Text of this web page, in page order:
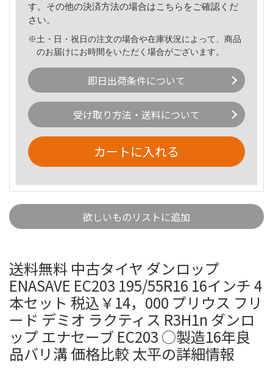
す。その他の決済方法の場合はこちら をご確認くだ
さい。
※土・日・祝日の注文の場合や在庫状況によって、商品
のお届けにお時間をいただく場合がございます。
即日出荷条件について
受け取り方法・送料について
カートに入れる
欲しいものリストに追加
送料無料 中古タイヤ ダンロップ
ENASAVE EC203 195/55R16 16インチ 4
本セット 税込￥14，000 プリウス フリ
ード デミオ ラクティス R3H1n ダンロ
ップ エナセーブ EC203 ○製造16年良
品バリ溝 価格比較 太平の詳細情報